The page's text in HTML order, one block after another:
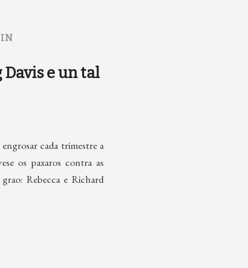
Davis e un tal
cada trimestre a
os paxaros contra as
Rebecca e Richard